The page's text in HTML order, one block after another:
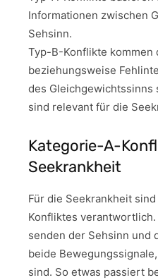
Informationen zwischen
Sehsinn.
Typ-B-Konflikte kommen
beziehungsweise
des Gleichgewichtssinns
sind relevant für die
Kategorie-A-
Seekrankheit
Für die Seekrankheit
Konfliktes
senden der Sehsinn und
beide
sind. So etwas passiert